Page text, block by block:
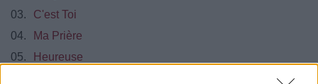
03.
C'est Toi
04.
Ma Prière
05.
Heureuse